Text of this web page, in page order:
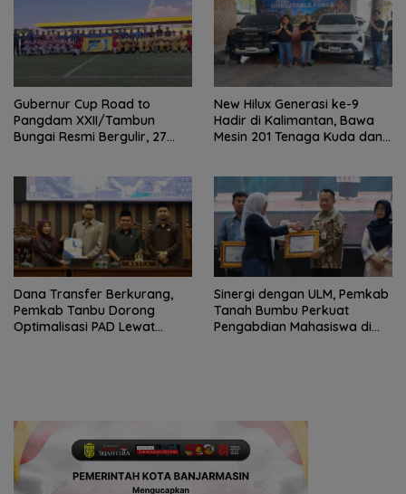
Gubernur Cup Road to
Pangdam XXII/Tambun
Bungai Resmi Bergulir, 27
New Hilux Generasi ke-9
Hadir di Kalimantan, Bawa
Mesin 201 Tenaga Kuda dan
Dana Transfer Berkurang,
Pemkab Tanbu Dorong
Optimalisasi PAD Lewat
Sinergi dengan ULM, Pemkab
Tanah Bumbu Perkuat
Pengabdian Mahasiswa di